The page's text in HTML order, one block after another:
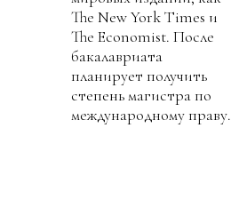
The New York Times и
The Economist. После
бакалавриата
планирует получить
степень магистра по
международному праву.